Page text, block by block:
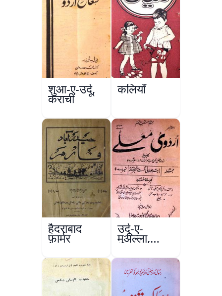
शुआ-ए-उर्दू,
कराची
कलियाँ
हैदराबाद
फ़ार्मर
उर्दू-ए-
मुअल्ला,
कानपुर